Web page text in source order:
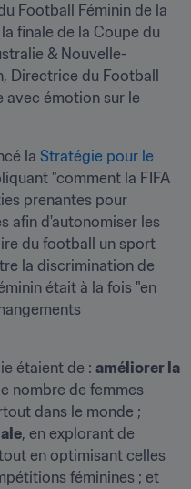
Football Féminin de la
finale de la Coupe du
& Nouvelle-
Directrice du Football
avec émotion sur le
la Stratégie pour le
"comment la FIFA
prenantes pour
afin d'autonomiser les
du football un sport
la discrimination de
était à la fois "en
étaient de : améliorer la
nombre de femmes
, en explorant de
en optimisant celles